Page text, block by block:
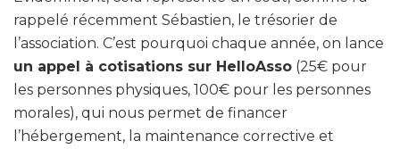
rappelé récemment Sébastien, le trésorier de
l’association. C’est pourquoi chaque année, on lance
un appel à cotisations sur HelloAsso (25€ pour
les personnes physiques, 100€ pour les personnes
morales), qui nous permet de financer
l’hébergement, la maintenance corrective et